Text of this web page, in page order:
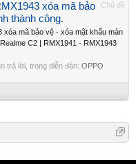
Chủ đề
xóa mã bảo
thành công.
xóa mã bảo vệ - xóa mật khẩu màn
C2 | RMX1941 - RMX1943
trả lời, trong diễn đàn: OPPO